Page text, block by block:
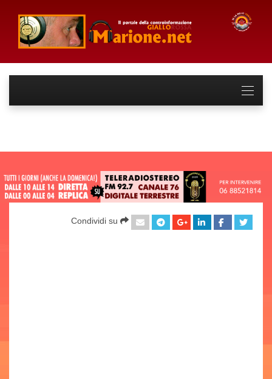
Condividi su